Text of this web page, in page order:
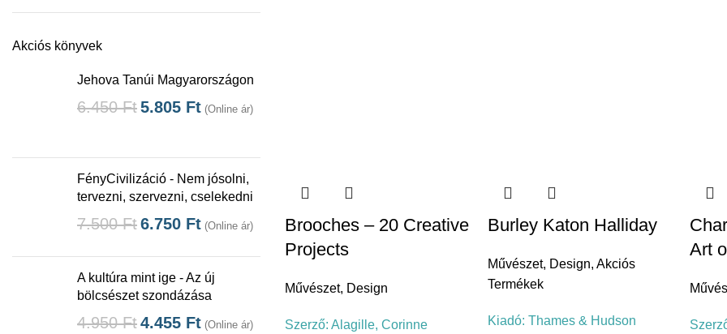
Akciós könyvek
Jehova Tanúi Magyarországon
6.450Ft5.805 Ft (Online ár)
FényCivilizáció - Nem jósolni,
tervezni, szervezni, cselekedni
7.500Ft6.750 Ft (Online ár)
A kultúra mint ige - Az új
bölcsészet szondázása
4.950Ft4.455 Ft (Online ár)
Brooches – 20 Creative
Projects
Művészet, Design
Szerző: Alagille, Corinne
Burley Katon Halliday
Művészet, Design, Akciós
Termékek
Kiadó: Thames & Hudson
Art